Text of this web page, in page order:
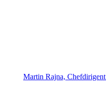
Martin Rajna, Chefdirigent